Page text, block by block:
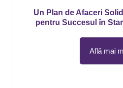
Un Plan de Afaceri
pentru Succesul în
Află mai